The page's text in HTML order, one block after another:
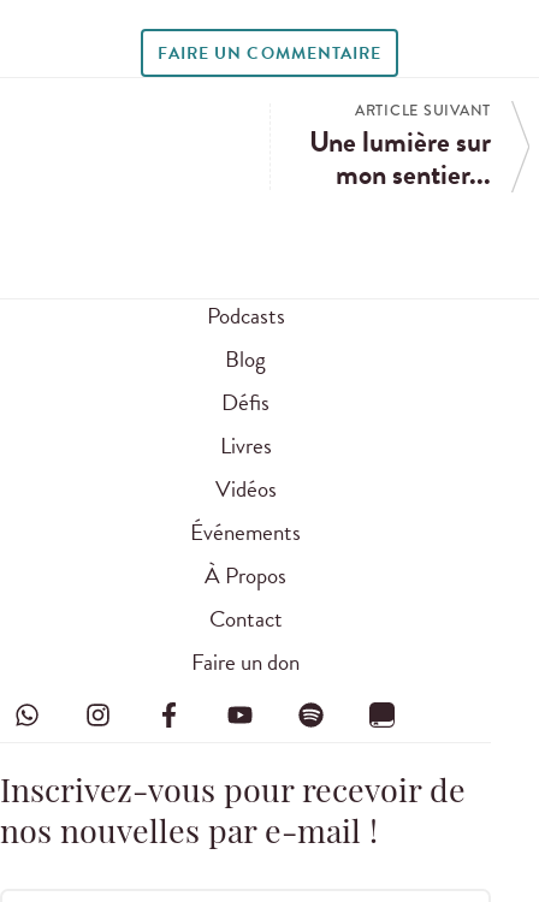
FAIRE UN COMMENTAIRE
ARTICLE SUIVANT
Une lumière sur
mon sentier...
Podcasts
Blog
Défis
Livres
Vidéos
Événements
À Propos
Contact
Faire un don
Inscrivez-vous pour recevoir de
nos nouvelles par e-mail !